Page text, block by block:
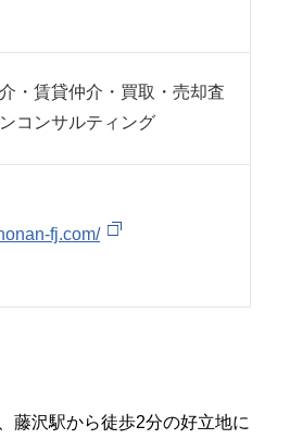
・賃貸仲介・買取・売却査
コンサルティング
fj.com/
藤沢駅から徒歩2分の好立地に